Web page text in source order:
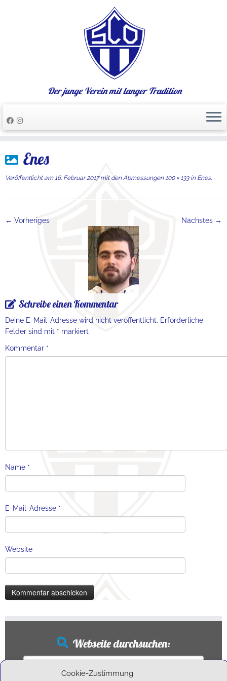
Cookie-Zustimmung
Inhalt
Der junge Verein mit langer Tradition
Enes
Veröffentlicht am 16. Februar 2017mit den Abmessungen100 × 133inEnes.
← Vorheriges Nächstes →
Schreibe einen Kommentar
Deine E-Mail-Adresse wird nicht veröffentlicht. Erforderliche
Felder sind mit * markiert
Kommentar *
Name *
E-Mail-Adresse *
Website
Webseite durchsuchen:
Suchen